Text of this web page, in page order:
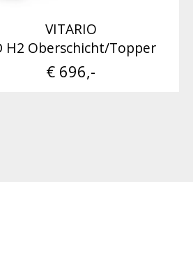
VITARIO
H2 Oberschicht/Topper
€ 696,-